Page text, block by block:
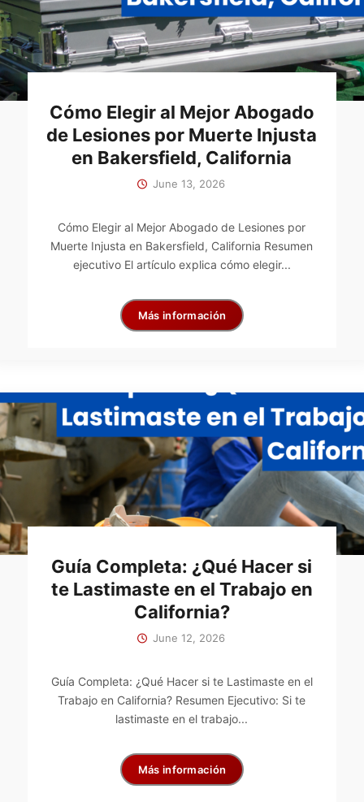
Cómo Elegir al Mejor Abogado
de Lesiones por Muerte Injusta
en Bakersfield, California
June 13, 2026
Cómo Elegir al Mejor Abogado de Lesiones por
Muerte Injusta en Bakersfield, California Resumen
ejecutivo El artículo explica cómo elegir...
Más información
Guía Completa: ¿Qué Hacer si
te Lastimaste en el Trabajo en
California?
June 12, 2026
Guía Completa: ¿Qué Hacer si te Lastimaste en el
Trabajo en California? Resumen Ejecutivo: Si te
lastimaste en el trabajo...
Más información